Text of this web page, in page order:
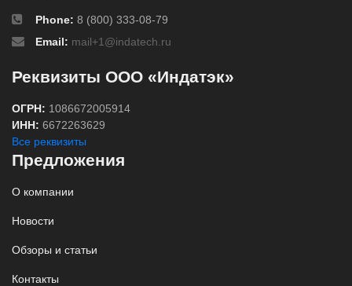
Phone: 8 (800) 333-08-79
Email: mail+1@indatech.ru
Реквизиты ООО «Индатэк»
ОГРН: 1086672005914
ИНН: 6672263629
Все реквизиты
Предложения
О компании
Новости
Обзоры и статьи
Контакты